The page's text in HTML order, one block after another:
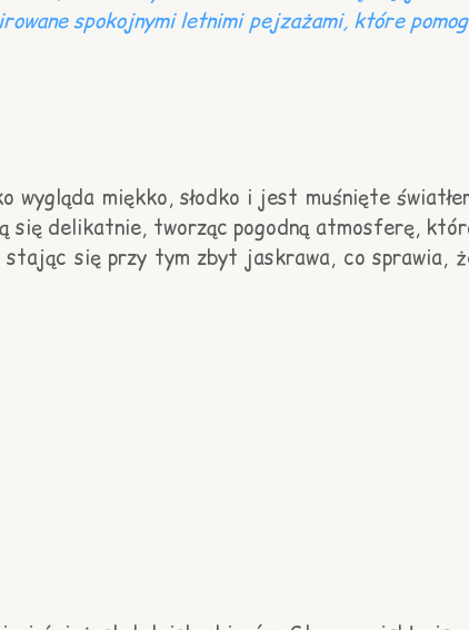
spokojnymi letnimi pejzażami, które
wygląda miękko, słodko i jest muśnięte
się delikatnie, tworząc pogodną atmosferę,
się przy tym zbyt jaskrawa, co sprawia,